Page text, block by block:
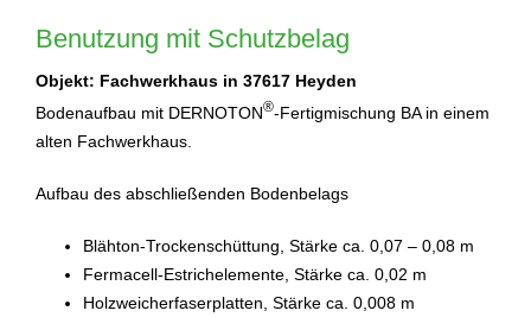
Benutzung mit Schutzbelag
Objekt: Fachwerkhaus in 37617 Heyden
Bodenaufbau mit DERNOTON®-Fertigmischung BA in einem
alten Fachwerkhaus.
Aufbau des abschließenden Bodenbelags
Blähton-Trockenschüttung, Stärke ca. 0,07 – 0,08 m
Fermacell-Estrichelemente, Stärke ca. 0,02 m
Holzweicherfaserplatten, Stärke ca. 0,008 m